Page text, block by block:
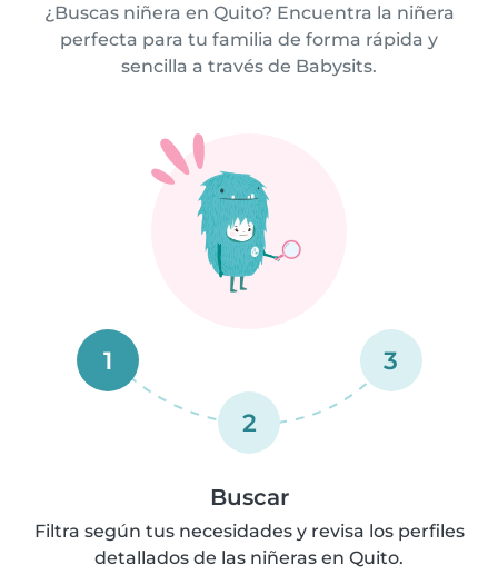
¿Buscas niñera en Quito? Encuentra la niñera
perfecta para tu familia de forma rápida y
sencilla a través de Babysits.
1
2
3
Buscar
Filtra según tus necesidades y revisa los perfiles
detallados de las niñeras en Quito.